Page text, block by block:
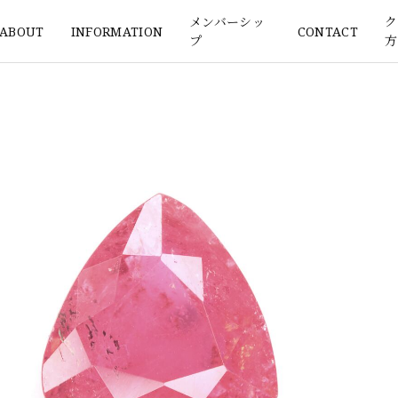
ABOUT INFORMATION
メンバーシッ
プ
CONTACT
方